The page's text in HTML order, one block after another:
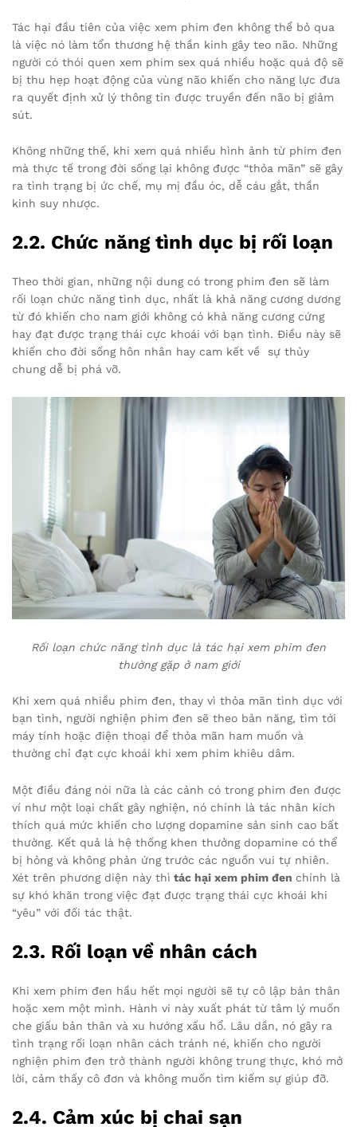
Tác hại đầu tiên của việc xem phim đen không thể bỏ qua
là việc nó làm tổn thương hệ thần kinh gây teo não. Những
người có thói quen xem phim sex quá nhiều hoặc quá độ sẽ
bị thu hẹp hoạt động của vùng não khiến cho năng lực đưa
ra quyết định xử lý thông tin được truyền đến não bị giảm
sút.
Không những thế, khi xem quá nhiều hình ảnh từ phim đen
mà thực tế trong đời sống lại không được “thỏa mãn” sẽ gây
ra tình trạng bị ức chế, mụ mị đầu óc, dễ cáu gắt, thần
kinh suy nhược.
2.2. Chức năng tình dục bị rối loạn
Theo thời gian, những nội dung có trong phim đen sẽ làm
rối loạn chức năng tình dục, nhất là khả năng cương dương
từ đó khiến cho nam giới không có khả năng cương cứng
hay đạt được trạng thái cực khoái với bạn tình. Điều này sẽ
khiến cho đời sống hôn nhân hay cam kết về sự thủy
chung dễ bị phá vỡ.
Rối loạn chức năng tình dục là tác hại xem phim đen
thường gặp ở nam giới
Khi xem quá nhiều phim đen, thay vì thỏa mãn tình dục với
bạn tình, người nghiện phim đen sẽ theo bản năng, tìm tới
máy tính hoặc điện thoại để thỏa mãn ham muốn và
thường chỉ đạt cực khoái khi xem phim khiêu dâm.
Một điều đáng nói nữa là các cảnh có trong phim đen được
ví như một loại chất gây nghiện, nó chính là tác nhân kích
thích quá mức khiến cho lượng dopamine sản sinh cao bất
thường. Kết quả là hệ thống khen thưởng dopamine có thể
bị hỏng và không phản ứng trước các nguồn vui tự nhiên.
Xét trên phương diện này thì tác hại xem phim đen chính là
sự khó khăn trong việc đạt được trạng thái cực khoái khi
“yêu” với đối tác thật.
2.3. Rối loạn về nhân cách
Khi xem phim đen hầu hết mọi người sẽ tự cô lập bản thân
hoặc xem một mình. Hành vi này xuất phát từ tâm lý muốn
che giấu bản thân và xu hướng xấu hổ. Lâu dần, nó gây ra
tình trạng rối loạn nhân cách tránh né, khiến cho người
nghiện phim đen trở thành người không trung thực, khó mở
lời, cảm thấy cô đơn và không muốn tìm kiếm sự giúp đỡ.
2.4. Cảm xúc bị chai sạn